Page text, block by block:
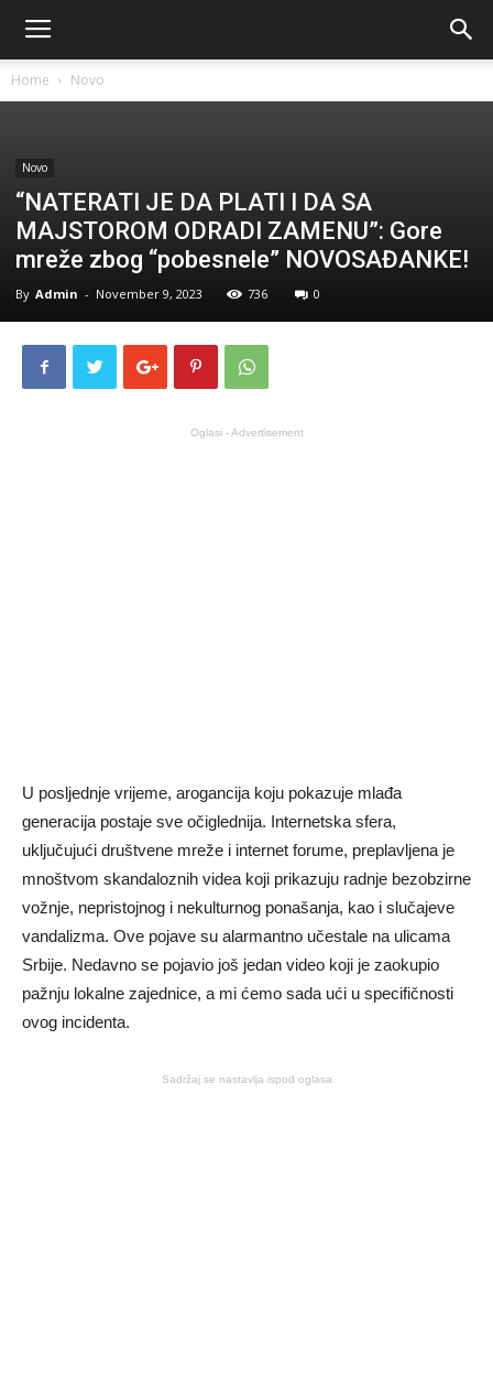
Home Novo
Novo
“NATERATI JE DA PLATI I DA SA
MAJSTOROM ODRADI ZAMENU”: Gore
mreže zbog “pobesnele” NOVOSAĐANKE!
By Admin - November 9, 2023 736 0
Oglasi - Advertisement
U posljednje vrijeme, arogancija koju pokazuje mlađa
generacija postaje sve očiglednija. Internetska sfera,
uključujući društvene mreže i internet forume, preplavljena je
mnoštvom skandaloznih videa koji prikazuju radnje bezobzirne
vožnje, nepristojnog i nekulturnog ponašanja, kao i slučajeve
vandalizma. Ove pojave su alarmantno učestale na ulicama
Srbije. Nedavno se pojavio još jedan video koji je zaokupio
pažnju lokalne zajednice, a mi ćemo sada ući u specifičnosti
ovog incidenta.
Sadržaj se nastavlja ispod oglasa